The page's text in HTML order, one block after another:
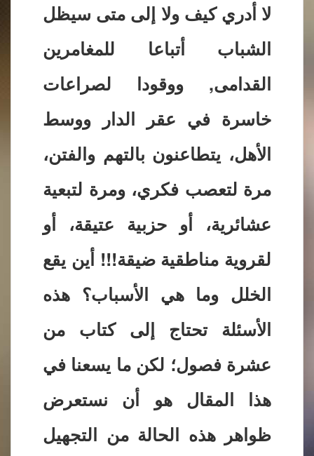
لا أدري كيف ولا إلى متى سيظل
الشباب أتباعا للمغامرين
القدامى, ووقودا لصراعات
خاسرة في عقر الدار ووسط
الأهل، يتطاعنون بالتهم والفتن،
مرة لتعصب فكري، ومرة لتبعية
عشائرية، أو حزبية عتيقة، أو
لقروية مناطقية ضيقة!!! أين يقع
الخلل وما هي الأسباب؟ هذه
الأسئلة تحتاج إلى كتاب من
عشرة فصول؛ لكن ما يسعنا في
هذا المقال هو أن نستعرض
ظواهر هذه الحالة من التجهيل